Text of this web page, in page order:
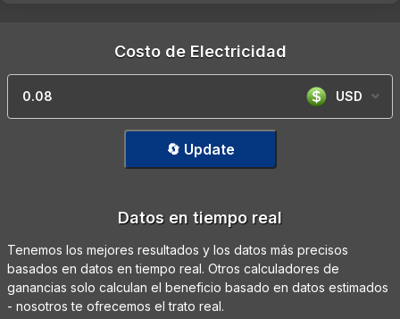
Costo de Electricidad
USD
🔄 Update
Datos en tiempo real
Tenemos los mejores resultados y los datos más precisos
basados en datos en tiempo real. Otros calculadores de
ganancias solo calculan el beneficio basado en datos estimados
- nosotros te ofrecemos el trato real.